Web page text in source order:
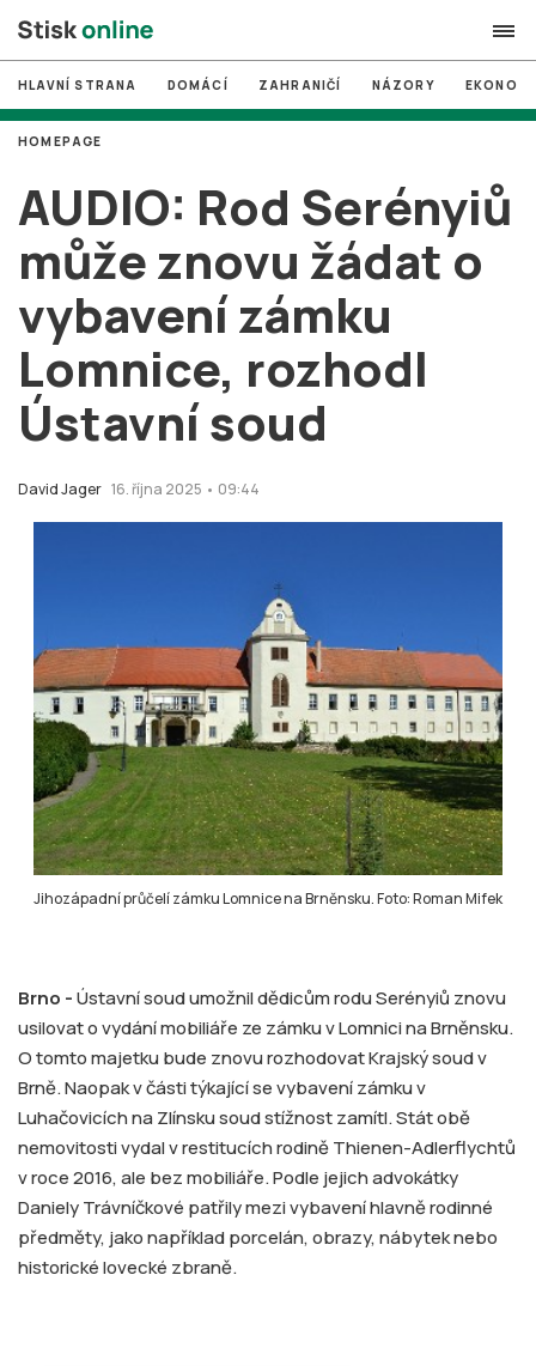
search
# MUNI
# Brno
# volby
login PŘIHLÁSIT SE
Zapomněli jste heslo?
Založit nový účet
HLAVNÍ STRANA DOMÁCÍ ZAHRANIČÍ NÁZORY
AUDIO: Rod Serényiů
může znovu žádat o
vybavení zámku
Lomnice, rozhodl
Ústavní soud
David Jager 16. října 2025 • 09:44
HOMEPAGE
Jihozápadní průčelí zámku Lomnice na Brněnsku. Foto: Roman Mifek
Brno -Ústavní soud umožnil dědicům rodu Serényiů znovu
usilovat o vydání mobiliáře ze zámku v Lomnici na Brněnsku.
O tomto majetku bude znovu rozhodovat Krajský soud v
Brně. Naopak v části týkající se vybavení zámku v
Luhačovicích na Zlínsku soud stížnost zamítl. Stát obě
nemovitosti vydal v restitucích rodině Thienen-Adlerflychtů
v roce 2016, ale bez mobiliáře. Podle jejich advokátky
Daniely Trávníčkové patřily mezi vybavení hlavně rodinné
předměty, jako například porcelán, obrazy, nábytek nebo
historické lovecké zbraně.